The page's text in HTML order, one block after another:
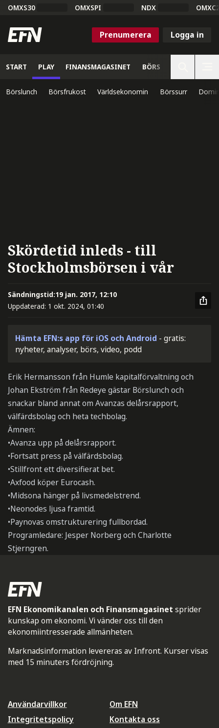
OMXS30 OMXSPI NDX
Prenumerera Logga in
START PLAY FINANSMAGASINET BÖRS
Börslunch Börsfrukost Världsekonomin Börssurr
Skördetid inleds - till
Stockholmsbörsen i vår
Sändningstid:19 jan. 2017, 12:10
Uppdaterad: 1 okt. 2024, 01:40
Hämta EFN:s app för iOS och Android - gratis:
nyheter, analyser, börs, video, podd
Erik Hermansson från Humle kapitalförvaltning och
Johan Ekström från Redeye gästar Börslunch och
snackar bland annat om Avanzas delårsrapport,
välfärdsbolag och heta techbolag.
Ämnen:
•Avanza upp på delårsrapport.
•Fortsatt press på välfärdsbolag.
•Stillfront ett diversifierat bet.
•Axfood köper Eurocash.
•Midsona hänger på livsmedelstrend.
•Neonodes ljusa framtid.
•Paynovas omstrukturering fullbordad.
Programledare: Jesper Norberg och Charlotte
Stjerngren.
EFN Ekonomikanalen och Finansmagasinet sprider
kunskap om ekonomi. Vi vänder oss till den
ekonomiintresserade allmänheten.
Marknadsinformation levereras av Infront. Kurser visas
med 15 minuters fördröjning.
Användarvillkor
Integritetspolicy
Om EFN
Kontakta oss